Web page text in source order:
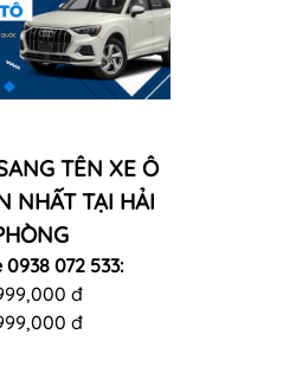
TÊN XE Ô
NHẤT TẠI HẢI
072 533:
đ
đ